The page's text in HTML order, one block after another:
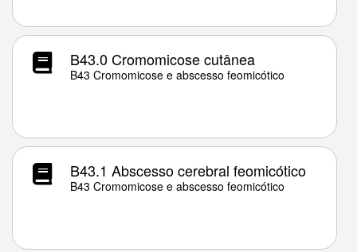
B43.0 Cromomicose cutânea
B43 Cromomicose e abscesso feomicótico
B43.1 Abscesso cerebral feomicótico
B43 Cromomicose e abscesso feomicótico